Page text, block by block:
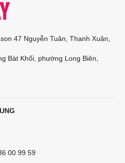
47 Nguyễn Tuân, Thanh Xuân,
Bát Khối, phường Long Biên,
00 99 59